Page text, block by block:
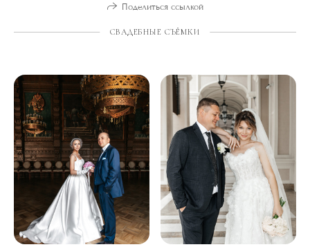
Поделиться ссылкой
СВАДЕБНЫЕ СЪЁМКИ